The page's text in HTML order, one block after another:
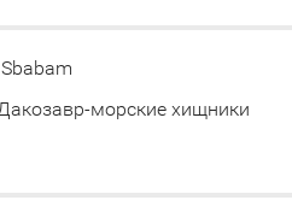
Sbabam
морские хищники